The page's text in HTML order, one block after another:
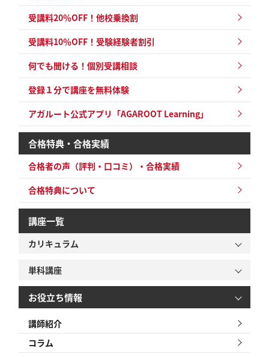
受講料20％OFF！他校乗換割
受講料10％OFF！ 受験経験者割引
何でも聞ける！個別受講相談
登録１分で講座を無料体験
アガルート公式アプリ「AGAROOT Learning」
合格特典・合格実績
合格者の声（評判・口コミ）・合格実績
合格特典について
講座一覧
カリキュラム
単科講座
お役立ち情報
講師紹介
コラム